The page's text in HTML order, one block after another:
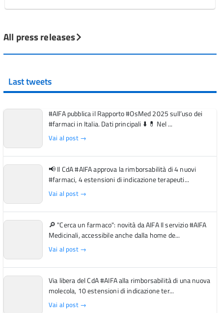
All press releases
Last tweets
#AIFA pubblica il Rapporto #OsMed 2025 sull’uso dei
#farmaci in Italia. Dati principali ⬇️ 💊 Nel ...
Vai al post →
📢 Il CdA #AIFA approva la rimborsabilità di 4 nuovi
#farmaci, 4 estensioni di indicazione terapeuti...
Vai al post →
🔎 "Cerca un farmaco": novità da AIFA Il servizio #AIFA
Medicinali, accessibile anche dalla home de...
Vai al post →
Via libera del CdA #AIFA alla rimborsabilità di una nuova
molecola, 10 estensioni di indicazione ter...
Vai al post →